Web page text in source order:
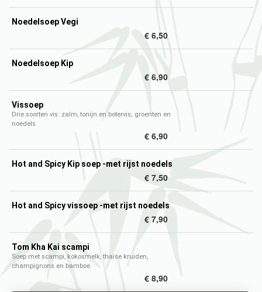
Noedelsoep Vegi
€ 6,50
Noedelsoep Kip
€ 6,90
Vissoep
​Drie soorten vis: zalm, tonijn en botervis; groenten en
noedels
€ 6,90
Hot and Spicy Kip soep -met rijst noedels
€ 7,50
Hot and Spicy vissoep -met rijst noedels
€ 7,90
Tom Kha Kai scampi
Soep met scampi, kokosmelk, thaise kruiden,
champignons en bamboe
€ 8,90